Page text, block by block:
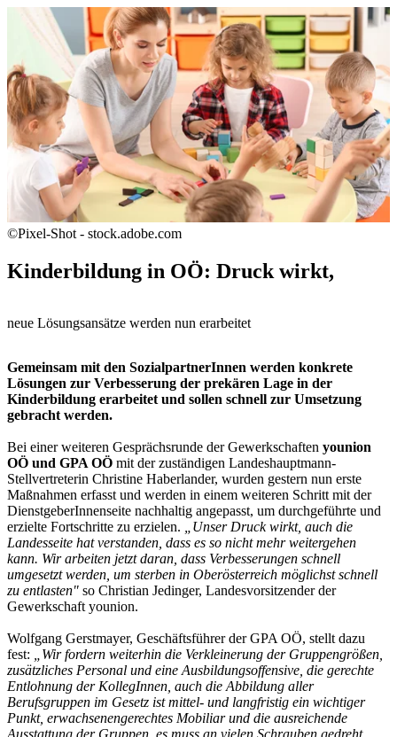
©Pixel-Shot - stock.adobe.com
Kinderbildung in OÖ: Druck wirkt,
neue Lösungsansätze werden nun erarbeitet
Gemeinsam mit den SozialpartnerInnen werden konkrete
Lösungen zur Verbesserung der prekären Lage in der
Kinderbildung erarbeitet und sollen schnell zur Umsetzung
gebracht werden.
Bei einer weiteren Gesprächsrunde der Gewerkschaften younion
OÖ und GPA OÖ mit der zuständigen Landeshauptmann-
Stellvertreterin Christine Haberlander, wurden gestern nun erste
Maßnahmen erfasst und werden in einem weiteren Schritt mit der
DienstgeberInnenseite nachhaltig angepasst, um durchgeführte und
erzielte Fortschritte zu erzielen.
„Unser Druck wirkt, auch die
Landesseite hat verstanden, dass es so nicht mehr weitergehen
kann. Wir arbeiten jetzt daran, dass Verbesserungen schnell
umgesetzt werden, um sterben in Oberösterreich möglichst schnell
zu entlasten" so Christian Jedinger, Landesvorsitzender der
Gewerkschaft younion.
Wolfgang Gerstmayer, Geschäftsführer der GPA OÖ, stellt dazu
fest:
„Wir fordern weiterhin die Verkleinerung der Gruppengrößen,
zusätzliches Personal und eine Ausbildungsoffensive, die gerechte
Entlohnung der KollegInnen, auch die Abbildung aller
Berufsgruppen im Gesetz ist mittel- und langfristig ein wichtiger
Punkt, erwachsenengerechtes Mobiliar und die ausreichende
Ausstattung der Gruppen, es muss an vielen Schrauben gedreht